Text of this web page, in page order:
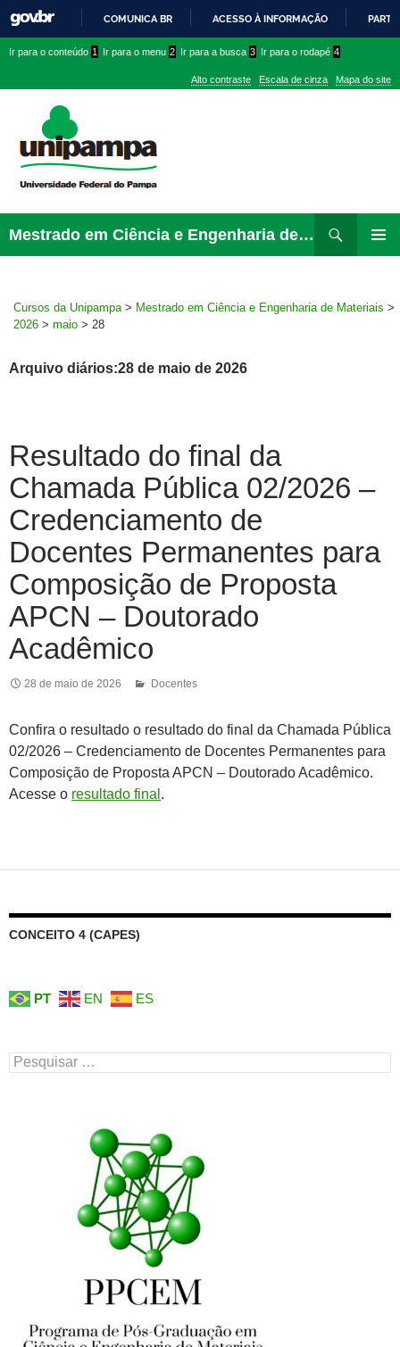
PARA
CONTEÚDO
COMUNICA BR ACESSO À INFORMAÇÃO
conteúdo
menu
superior
menu
Ir para o conteúdo 1 Ir para o menu 2 Ir para a busca 3 Ir para o rodapé 4
Alto contraste Escala de cinza Mapa do site
Mestrado em Ciência e Engenharia de Materiais
para
Cursos da Unipampa > Mestrado em Ciência e Engenharia de Materiais >
2026 > maio > 28
Arquivo diários:28 de maio de 2026
Resultado do final da
Chamada Pública 02/2026 –
Credenciamento de
Docentes Permanentes para
Composição de Proposta
APCN – Doutorado
Acadêmico
28 de maio de 2026 Docentes
Confira o resultado o resultado do final da Chamada Pública
02/2026 – Credenciamento de Docentes Permanentes para
Composição de Proposta APCN – Doutorado Acadêmico.
Acesse o resultado final .
CONCEITO 4 (CAPES)
PT EN ES
Pesquisar
por: